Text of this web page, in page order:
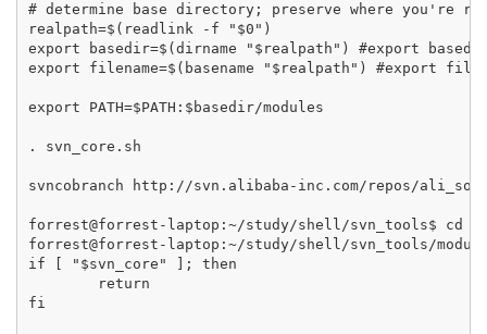
# determine base directory; preserve where you're
realpath=$(readlink -f "$0")
export basedir=$(dirname "$realpath") #export
export filename=$(basename "$realpath") #export
export PATH=$PATH:$basedir/modules
. svn_core.sh
svncobranch http://svn.alibaba-inc.com/repos/
forrest@forrest-laptop:~/study/shell/svn_tools$ cd
forrest@forrest-laptop:~/study/shell/svn_tools/
if [ "$svn_core" ]; then
        return
fi